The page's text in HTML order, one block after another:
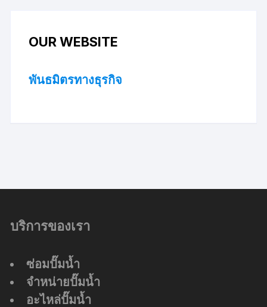
OUR WEBSITE
พันธมิตรทางธุรกิจ
บริการของเรา
ซ่อมปั๊มน้ำ
จำหน่ายปั๊มน้ำ
อะไหล่ปั๊มน้ำ